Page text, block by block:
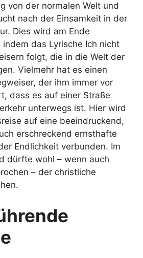
von der normalen Welt und
nach der Einsamkeit in der
Dies wird am Ende
indem das Lyrische Ich nicht
folgt, die in die Welt der
Vielmehr hat es einen
der ihm immer vor
dass es auf einer Straße
unterwegs ist. Hier wird
auf eine beeindruckend,
erschreckend ernsthafte
Endlichkeit verbunden. Im
dürfte wohl – wenn auch
– der christliche